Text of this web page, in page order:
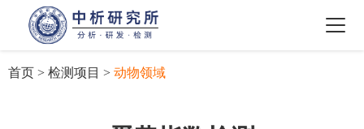
首页 > 检测项目 > 动物领域